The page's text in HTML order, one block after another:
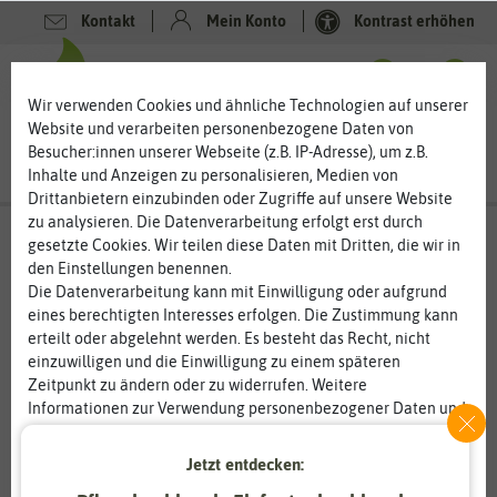
Kontakt Mein Konto Kontrast erhöhen
-20%
Wir verwenden Cookies und ähnliche Technologien auf unserer
Website und verarbeiten personenbezogene Daten von
Besucher:innen unserer Webseite (z.B. IP-Adresse), um z.B.
Inhalte und Anzeigen zu personalisieren, Medien von
Drittanbietern einzubinden oder Zugriffe auf unsere Website
zu analysieren. Die Datenverarbeitung erfolgt erst durch
gesetzte Cookies. Wir teilen diese Daten mit Dritten, die wir in
den Einstellungen benennen.
Die Datenverarbeitung kann mit Einwilligung oder aufgrund
eines berechtigten Interesses erfolgen. Die Zustimmung kann
erteilt oder abgelehnt werden. Es besteht das Recht, nicht
einzuwilligen und die Einwilligung zu einem späteren
Zeitpunkt zu ändern oder zu widerrufen. Weitere
Informationen zur Verwendung personenbezogener Daten und
Jetzt entdecken: